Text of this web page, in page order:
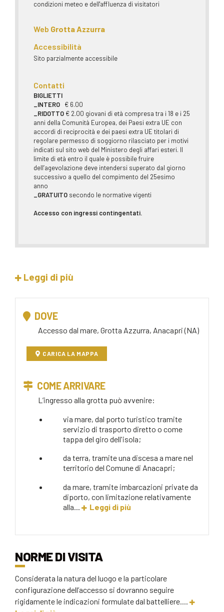
condizioni meteo e dell'affluenza di visitatori
Web Grotta Azzurra
Accessibilità
Sito parzialmente accessibile
Contatti
BIGLIETTI
_INTERO € 6.00
_RIDOTTO € 2.00 giovani di età compresa tra i 18 e i 25
anni della Comunità Europea, dei Paesi extra UE con
accordi di reciprocità e dei paesi extra UE titolari di
regolare permesso di soggiorno rilasciato per i motivi
indicati sul sito web del Ministero degli affari esteri. Il
limite di età entro il quale è possibile fruire
dell’agevolazione deve intendersi superato dal giorno
successivo a quello del compimento del 25esimo
anno
_GRATUITO secondo le normative vigenti
Accesso con ingressi contingentati.
Leggi di più
DOVE
Accesso dal mare, Grotta Azzurra, Anacapri (NA)
CARICA LA MAPPA
COME ARRIVARE
L’ingresso alla grotta può avvenire:
via mare, dal porto turistico tramite
servizio di trasporto diretto o come
tappa del giro dell'isola;
da terra, tramite una discesa a mare nel
territorio del Comune di Anacapri;
da mare, tramite imbarcazioni private da
diporto, con limitazione relativamente
alla...
Leggi di più
NORME DI VISITA
Considerata la natura del luogo e la particolare
configurazione dell’accesso si dovranno seguire
rigidamente le indicazioni formulate dal battelliere....